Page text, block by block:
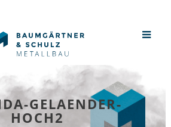
GELAENDER-
HOCH2